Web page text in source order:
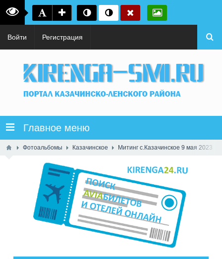
Войти Регистрация
Главное меню
Фотоальбомы Казачинское Митинг с.Казачинское 9 мая 2023